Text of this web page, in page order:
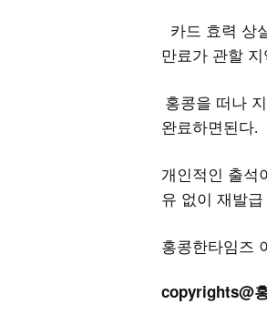
카드 효력 상
만료가 관할
홍콩을 떠나
완료하면된다.
개인적인 출석
유 없이 재발
홍콩한타임즈
copyrights@